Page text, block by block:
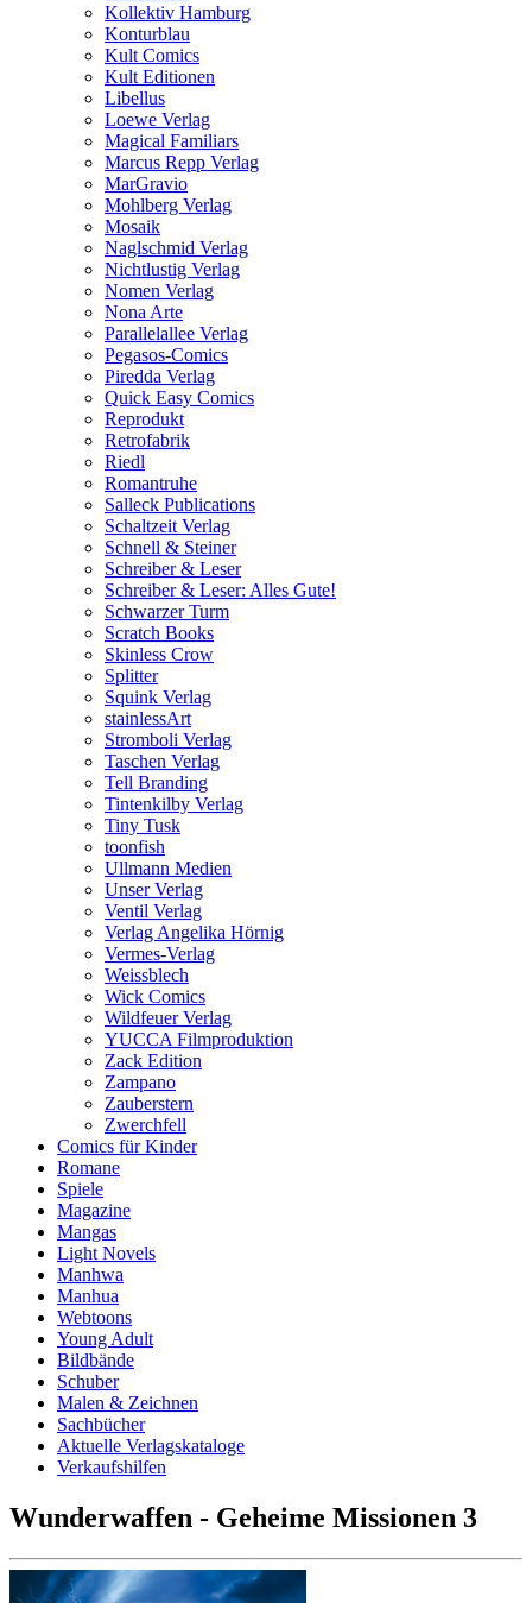
Kollektiv Hamburg
Konturblau
Kult Comics
Kult Editionen
Libellus
Loewe Verlag
Magical Familiars
Marcus Repp Verlag
MarGravio
Mohlberg Verlag
Mosaik
Naglschmid Verlag
Nichtlustig Verlag
Nomen Verlag
Nona Arte
Parallelallee Verlag
Pegasos-Comics
Piredda Verlag
Quick Easy Comics
Reprodukt
Retrofabrik
Riedl
Romantruhe
Salleck Publications
Schaltzeit Verlag
Schnell & Steiner
Schreiber & Leser
Schreiber & Leser: Alles Gute!
Schwarzer Turm
Scratch Books
Skinless Crow
Splitter
Squink Verlag
stainlessArt
Stromboli Verlag
Taschen Verlag
Tell Branding
Tintenkilby Verlag
Tiny Tusk
toonfish
Ullmann Medien
Unser Verlag
Ventil Verlag
Verlag Angelika Hörnig
Vermes-Verlag
Weissblech
Wick Comics
Wildfeuer Verlag
YUCCA Filmproduktion
Zack Edition
Zampano
Zauberstern
Zwerchfell
Comics für Kinder
Romane
Spiele
Magazine
Mangas
Light Novels
Manhwa
Manhua
Webtoons
Young Adult
Bildbände
Schuber
Malen & Zeichnen
Sachbücher
Aktuelle Verlagskataloge
Verkaufshilfen
Wunderwaffen - Geheime Missionen 3